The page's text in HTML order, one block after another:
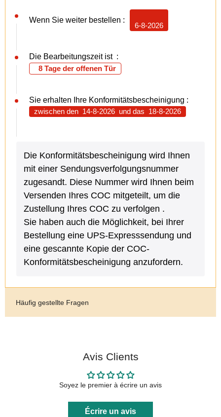
Wenn Sie weiter bestellen :
6-8-2026
Die Bearbeitungszeit ist :
8 Tage der offenen Tür
Sie erhalten Ihre Konformitätsbescheinigung :
zwischen den 14-8-2026und das 18-8-2026
Die Konformitätsbescheinigung wird Ihnen
mit einer Sendungsverfolgungsnummer
zugesandt. Diese Nummer wird Ihnen beim
Versenden Ihres COC mitgeteilt, um die
Zustellung Ihres COC zu verfolgen .
Sie haben auch die Möglichkeit, bei Ihrer
Bestellung eine UPS-Expresssendung und
eine gescannte Kopie der COC-
Konformitätsbescheinigung anzufordern.
Häufig gestellte Fragen
Avis Clients
Soyez le premier à écrire un avis
Écrire un avis